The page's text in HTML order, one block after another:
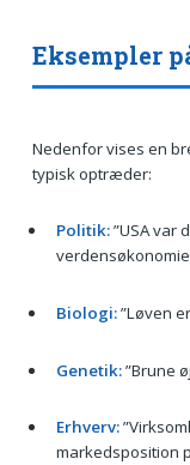
Eksempler
Nedenfor vises en
typisk optræder:
Politik:”USA var
Biologi:”Løven
Genetik:”Brune
Erhverv:
markedsposition